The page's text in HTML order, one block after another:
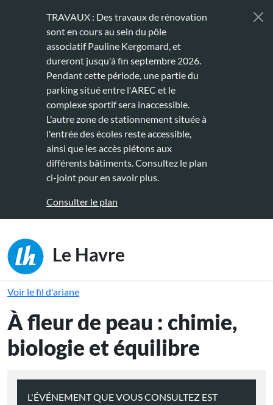
TRAVAUX : Des travaux de rénovation
sont en cours au sein du pôle
associatif Pauline Kergomard, et
dureront jusqu'à fin septembre 2026.
Pendant cette période, une partie du
parking situé entre l'AREC et le
complexe sportif sera inaccessible.
L'autre zone de stationnement située à
l'entrée des écoles reste accessible,
ainsi que les accès piétons aux
différents bâtiments. Consultez le plan
ci-joint pour en savoir plus.
Consulter le plan
Le Havre
Voir le fil d'ariane
À fleur de peau : chimie,
biologie et équilibre
L'ÉVÉNEMENT QUE VOUS CONSULTEZ EST